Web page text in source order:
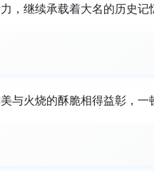
继续承载着大名的历史记
与火烧的酥脆相得益彰，